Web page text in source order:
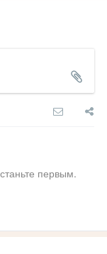
первым.